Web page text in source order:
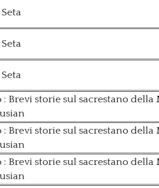
Brevi storie sul sacrestano
Brevi storie sul sacrestano
Brevi storie sul sacrestano